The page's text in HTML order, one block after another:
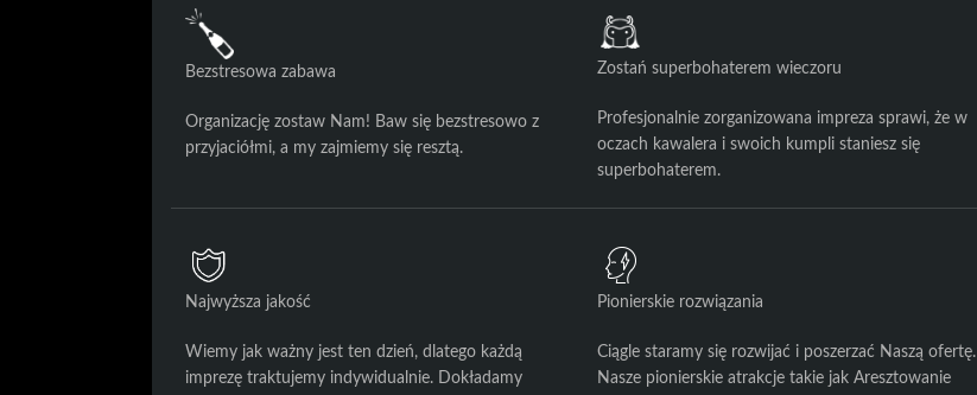
Bezstresowa zabawa
Organizację zostaw Nam! Baw się bezstresowo z
przyjaciółmi, a my zajmiemy się resztą.
Zostań superbohaterem wieczoru
Profesjonalnie zorganizowana impreza sprawi, że w
oczach kawalera i swoich kumpli staniesz się
superbohaterem.
Najwyższa jakość
Wiemy jak ważny jest ten dzień, dlatego każdą
imprezę traktujemy indywidualnie. Dokładamy
Pionierskie rozwiązania
Ciągle staramy się rozwijać i poszerzać Naszą ofertę.
Nasze pionierskie atrakcje takie jak Aresztowanie